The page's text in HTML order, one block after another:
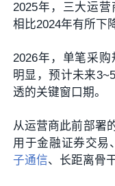
2025年，三大运
相比2024年有所下
2026年，单笔采
明显，预计未来
透的关键窗口期。
从运营商此前部署
用于金融证券交易、
子通信、长距离骨